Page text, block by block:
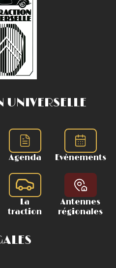
UNIVERSELLE
Agenda Evènements
La
traction
Antennes
régionales